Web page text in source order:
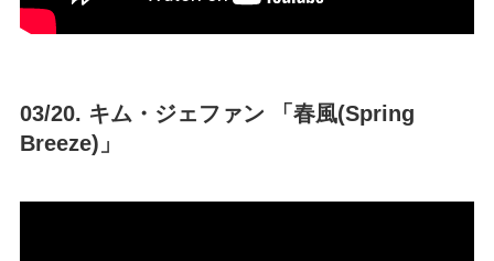
03/20. キム・ジェファン 「春風(Spring
Breeze)」